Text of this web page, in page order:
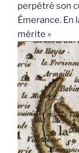
perpétré son
Émerance. En
mérite »